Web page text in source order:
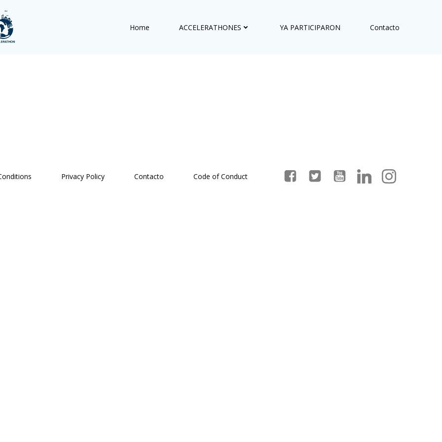
Home ACCELERATHONES YA PARTICIPARON Contacto
Privacy Policy Contacto Code of Conduct